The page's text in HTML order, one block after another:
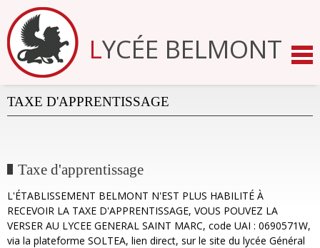
Aller
au
contenu.
|
Aller
LYCÉE BELMONT
TAXE D'APPRENTISSAGE
Taxe d'apprentissage
L'ÉTABLISSEMENT BELMONT N'EST PLUS HABILITÉ À
RECEVOIR LA TAXE D'APPRENTISSAGE, VOUS POUVEZ LA
VERSER AU LYCEE GENERAL SAINT MARC, code UAI : 0690571W,
via la plateforme SOLTEA, lien direct, sur le site du lycée Général